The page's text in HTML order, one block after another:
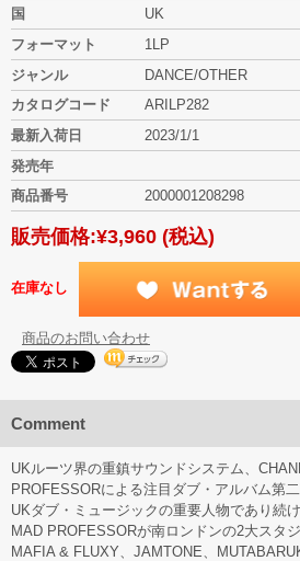
国
UK
フォーマット
1LP
ジャンル
DANCE/OTHER
カタログコード
ARILP282
最新入荷日
2023/1/1
発売年
商品番号
2000001208298
販売価格:¥3,960 (税込)
在庫なし
商品のお問い合わせ
Comment
UKルーツ界の重鎮サウンドシステム、
PROFESSORによる注目ダブ・アルバム第
UKダブ・ミュージックの重要人物であり続
MAD PROFESSORが南ロンドンの2大スタ
MAFIA & FLUXY、JAMTONE、